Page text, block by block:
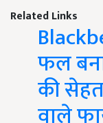
Related Links
फल
की